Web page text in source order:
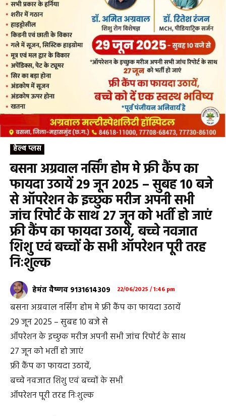
हेल्थ प्लस
बसना अग्रवाल नर्सिंग होम मे फ्री कैंप का
फायदा उठायें 29 जून 2025 – सुबह 10 बजे
से ऑपरेशन के इच्छुक मरीज अपनी सभी
जांच रिपोर्ट के साथ 27 जून को भर्ती हो जाएं
फ्री कैंप का फायदा उठायें, बच्चे नवजात
शिशु एवं बच्चों के सभी ऑपरेशन पूरी तरह
निःशुल्क
हेमंत वैष्णव 9131614309 22/06/2025 / 1:46 pm
बसना अग्रवाल नर्सिंग होम मे फ्री कैंप का फायदा उठायें
29 जून 2025 – सुबह 10 बजे से
ऑपरेशन के इच्छुक मरीज अपनी सभी जांच रिपोर्ट के साथ
27 जून को भर्ती हो जाएं
फ्री कैंप का फायदा उठायें,
बच्चे नवजात शिशु एवं बच्चों के सभी
ऑपरेशन पूरी तरह निःशुल्क